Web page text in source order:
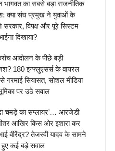
भागवत का सबसे बड़ा राजनीतिक
क्या संघ प्रमुख ने युवाओं के
सरकार, विपक्ष और पूरे सिस्टम
दिखाया?
आंदोलन के पीछे बड़ी
180 इन्फ्लुएंसर्स के वायरल
गरमाई सियासत, सोशल मीडिया
पर उठे सवाल
चमड़े का सप्लायर’… आरजेडी
आखिर किस ओर इशारा कर
वीरेंद्र? तेजस्वी यादव के सामने
कई बड़े सवाल